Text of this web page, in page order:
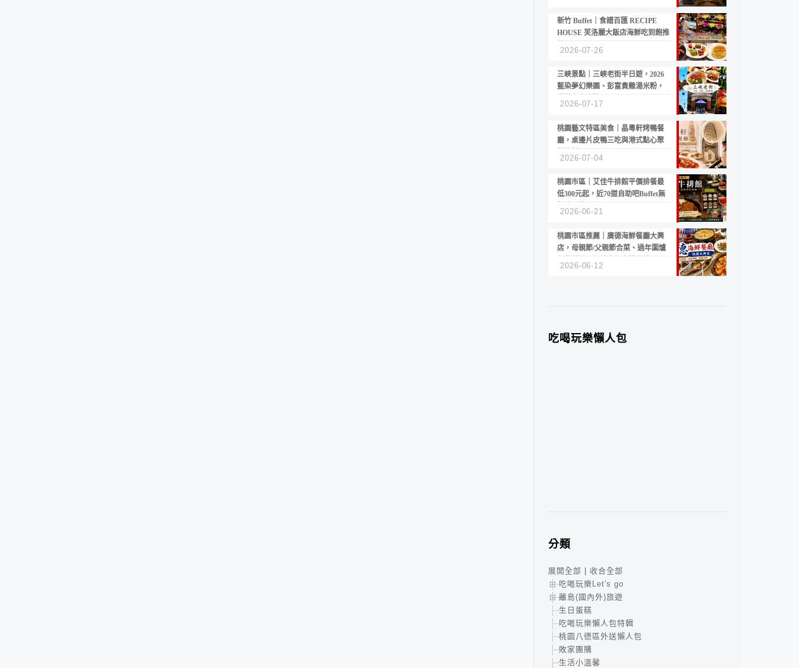
新竹 Buffet｜食譜百匯 RECIPE
HOUSE 芙洛麗大飯店海鮮吃到飽推
2026-07-26
三峽景點｜三峽老街半日遊，2026
藍染夢幻樂園、彭富貴雞湯米粉，
2026-07-17
桃園藝文特區美食｜晶粵軒烤鴨餐
廳，桌邊片皮鴨三吃與港式點心聚
2026-07-04
桃園市區｜艾佳牛排館平價排餐最
低300元起，近70道自助吧Buffet無
2026-06-21
桃園市區推薦｜廣德海鮮餐廳大興
店，母親節/父親節合菜、過年圍爐
2026-06-12
吃喝玩樂懶人包
分類
展開全部
收合全部
吃喝玩樂Let's go
離島(國內外)旅遊
生日蛋糕
吃喝玩樂懶人包特輯
桃園八德區外送懶人包
敗家團購
生活小溫馨